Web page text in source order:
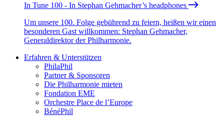
In Tune 100 - In Stephan Gehmacher’s headphones
Um unsere 100. Folge gebührend zu feiern, heißen wir einen
besonderen Gast willkommen: Stephan Gehmacher,
Generaldirektor der Philharmonie.
Erfahren & Unterstützen
PhilaPhil
Partner & Sponsoren
Die Philharmonie mieten
Fondation EME
Orchestre Place de l’Europe
BénéPhil